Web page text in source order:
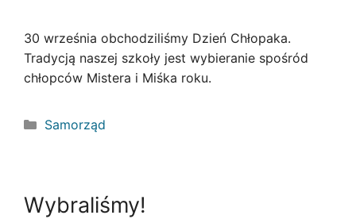
30 września obchodziliśmy Dzień Chłopaka.
Tradycją naszej szkoły jest wybieranie spośród
chłopców Mistera i Miśka roku.
Kategorie
Samorząd
Wybraliśmy!